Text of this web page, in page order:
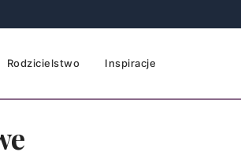
Rodzicielstwo Inspiracje